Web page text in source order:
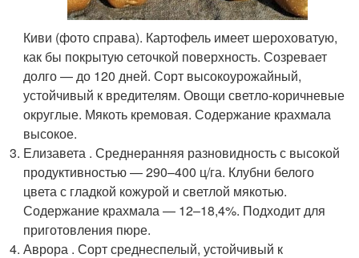
Киви (фото справа). Картофель имеет шероховатую,
как бы покрытую сеточкой поверхность. Созревает
долго — до 120 дней. Сорт высокоурожайный,
устойчивый к вредителям. Овощи светло-коричневые
округлые. Мякоть кремовая. Содержание крахмала
высокое.
Елизавета . Среднеранняя разновидность с высокой
продуктивностью — 290–400 ц/га. Клубни белого
цвета с гладкой кожурой и светлой мякотью.
Содержание крахмала — 12–18,4%. Подходит для
приготовления пюре.
Аврора . Сорт среднеспелый, устойчивый к